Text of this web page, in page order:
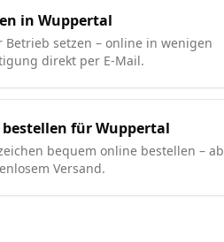
in Wuppertal
Betrieb setzen – online in wenigen
direkt per E-Mail.
für Wuppertal
bequem online bestellen – ab
Versand.